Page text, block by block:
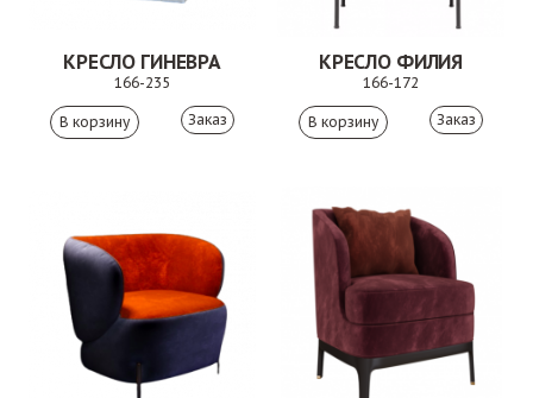
КРЕСЛО ГИНЕВРА
166-235
Заказ
КРЕСЛО ФИЛИЯ
166-172
Заказ